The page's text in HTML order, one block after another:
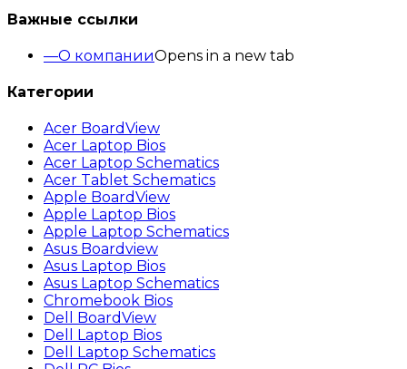
Важные ссылки
О компанииOpens in a new tab
Категории
Acer BoardView
Acer Laptop Bios
Acer Laptop Schematics
Acer Tablet Schematics
Apple BoardView
Apple Laptop Bios
Apple Laptop Schematics
Asus Boardview
Asus Laptop Bios
Asus Laptop Schematics
Chromebook Bios
Dell BoardView
Dell Laptop Bios
Dell Laptop Schematics